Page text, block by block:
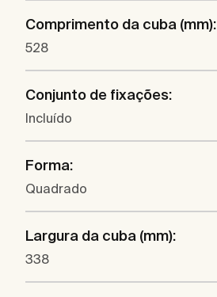
Comprimento da cuba (mm):
528
Conjunto de fixações:
Incluído
Forma:
Quadrado
Largura da cuba (mm):
338